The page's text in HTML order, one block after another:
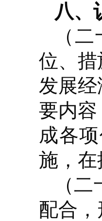
八、
（
位、
发展
要内
成各
施，
（
配合